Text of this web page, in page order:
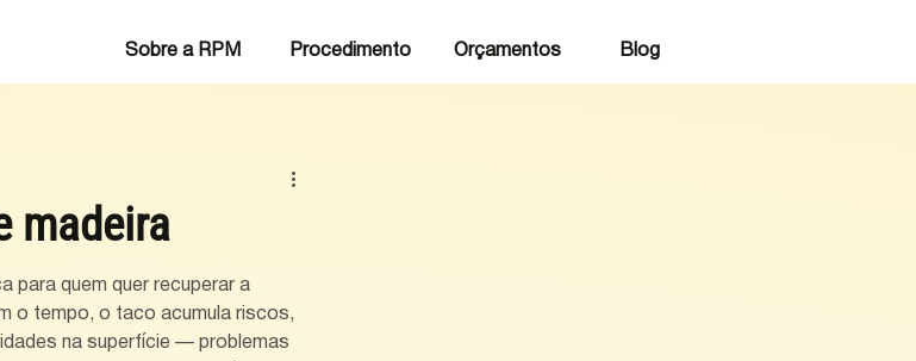
Blog
Orçamentos
Procedimento
Sobre a RPM
madeira
para quem quer recuperar a
o tempo, o taco acumula riscos,
na superfície — problemas